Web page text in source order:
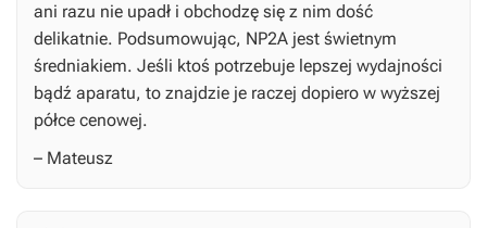
ani razu nie upadł i obchodzę się z nim dość
delikatnie. Podsumowując, NP2A jest świetnym
średniakiem. Jeśli ktoś potrzebuje lepszej wydajności
bądź aparatu, to znajdzie je raczej dopiero w wyższej
półce cenowej.
– Mateusz